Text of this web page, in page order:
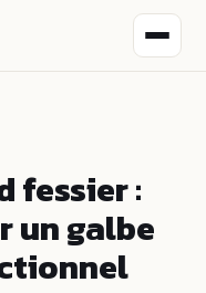
fessier :
un galbe